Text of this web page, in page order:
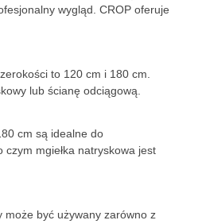
wygląd. CROP oferuje
to 120 cm i 180 cm.
lub ścianę odciągową.
cm są idealne do
mgiełka natryskowa jest
może być używany zarówno z